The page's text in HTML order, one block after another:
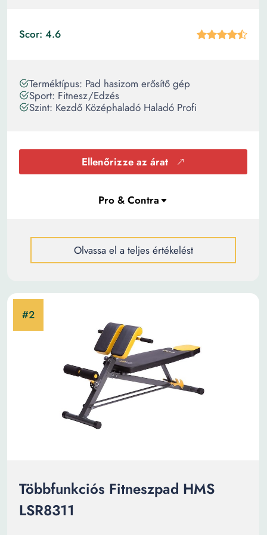
Scor: 4.6
Terméktípus: Pad hasizom erősítő gép
Sport: Fitnesz/Edzés
Szint: Kezdő Középhaladó Haladó Profi
Ellenőrizze az árat
Olvassa el a teljes értékelést
Többfunkciós Fitneszpad HMS
LSR8311